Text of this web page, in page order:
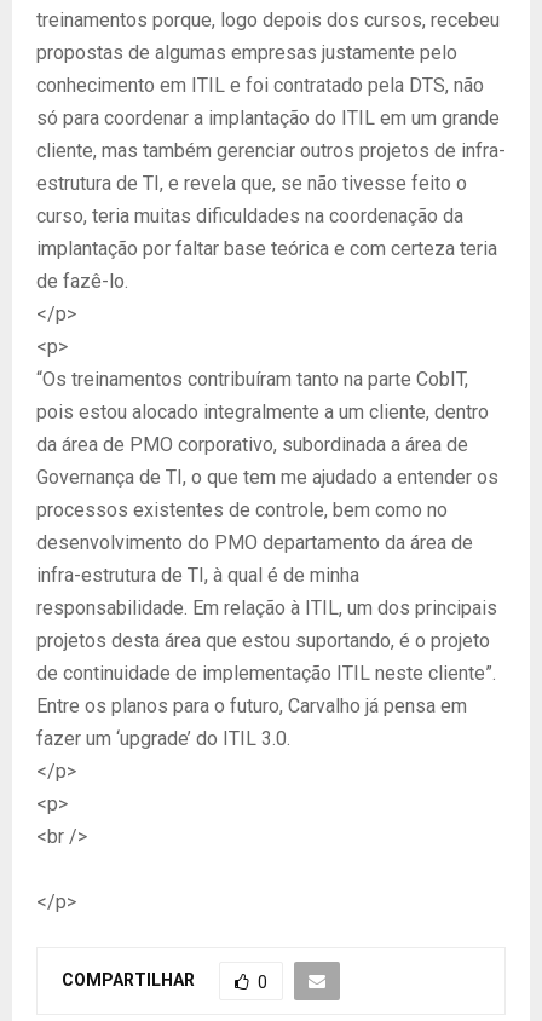
treinamentos porque, logo depois dos cursos, recebeu
propostas de algumas empresas justamente pelo
conhecimento em ITIL e foi contratado pela DTS, não
só para coordenar a implantação do ITIL em um grande
cliente, mas também gerenciar outros projetos de infra-
estrutura de TI, e revela que, se não tivesse feito o
curso, teria muitas dificuldades na coordenação da
implantação por faltar base teórica e com certeza teria
de fazê-lo.
</p>
<p>
“Os treinamentos contribuíram tanto na parte CobIT,
pois estou alocado integralmente a um cliente, dentro
da área de PMO corporativo, subordinada a área de
Governança de TI, o que tem me ajudado a entender os
processos existentes de controle, bem como no
desenvolvimento do PMO departamento da área de
infra-estrutura de TI, à qual é de minha
responsabilidade. Em relação à ITIL, um dos principais
projetos desta área que estou suportando, é o projeto
de continuidade de implementação ITIL neste cliente”.
Entre os planos para o futuro, Carvalho já pensa em
fazer um ‘upgrade’ do ITIL 3.0.
</p>
<p>
<br />
</p>
COMPARTILHAR 0